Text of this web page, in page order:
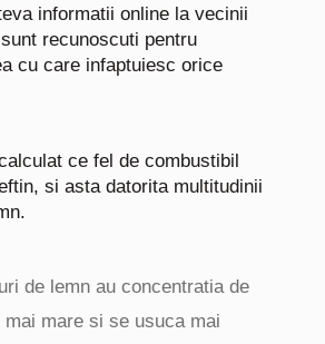
informatii online la vecinii
recunoscuti pentru
cu care infaptuiesc orice
ce fel de combustibil
si asta datorita multitudinii
de lemn au concentratia de
mai mare si se usuca mai